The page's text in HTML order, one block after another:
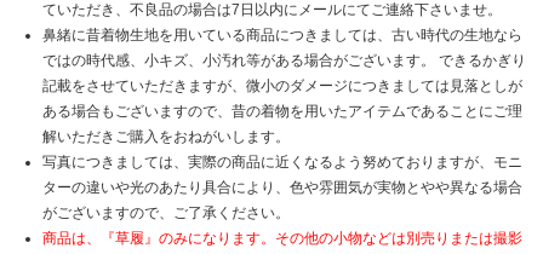
ていただき、不良品の場合は7日以内にメールにてご連絡下さいませ。
鼻緒に昔着物生地を用いている商品につきましては、古い時代の生地なら
ではの時代感、小キズ、小汚れ等がある場合がございます。 できるかぎり
記載をさせていただきますが、微小のダメージにつきましては見落としが
ある場合もございますので、昔の着物を用いたアイテムであることにご理
解いただきご購入をおねがいします。
写真につきましては、実際の商品に近くなるよう努めておりますが、モニ
ターの違いや光のあたり具合により、色や雰囲気が実物とやや異なる場合
がございますので、ご了承ください。
商品は、『草履』のみになります。その他の小物などは別売りまたは撮影